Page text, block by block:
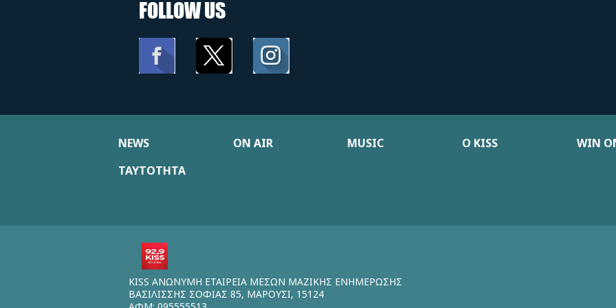
FOLLOW US
NEWS ON AIR MUSIC Ο KISS WIN
ΤΑΥΤΟΤΗΤΑ
KISS ΑΝΩΝΥΜΗ ΕΤΑΙΡΕΙΑ ΜΕΣΩΝ ΜΑΖΙΚΗΣ ΕΝΗΜΕΡΩΣΗΣ
ΒΑΣΙΛΙΣΣΗΣ ΣΟΦΙΑΣ 85, ΜΑΡΟΥΣΙ, 15124